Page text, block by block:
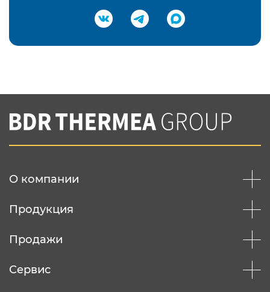
Подтвердить e-mail
Вы соглашаетесь с нашей политикой
конфеденциальности
О компании
Продукция
Продажи
Сервис